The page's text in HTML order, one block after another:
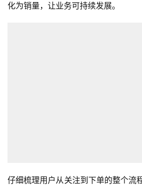
化为销量，让业务可持续发展。
仔细梳理用户从关注到下单的整个流